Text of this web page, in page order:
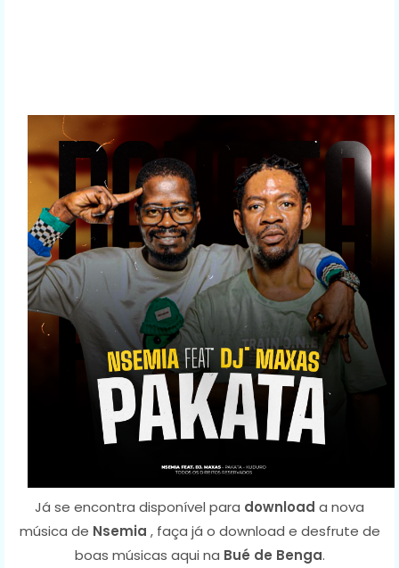
Já se encontra disponível para download a nova
música de Nsemia , faça já o download e desfrute de
boas músicas aqui na Bué de Benga.